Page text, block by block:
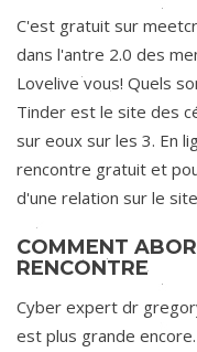
C'est gratuit sur
dans l'antre 2.0 des
Lovelive vous! Quels
Tinder est le site des
sur eoux sur les 3. En
rencontre gratuit et
d'une relation sur le
COMMENT
RENCONTRE
Cyber expert dr
est plus grande